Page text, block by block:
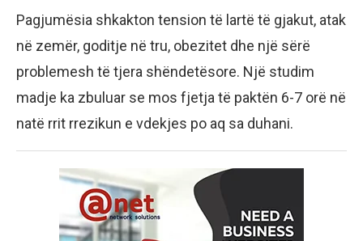
Pagjumësia shkakton tension të lartë të gjakut, atak
në zemër, goditje në tru, obezitet dhe një sërë
problemesh të tjera shëndetësore. Një studim
madje ka zbuluar se mos fjetja të paktën 6-7 orë në
natë rrit rrezikun e vdekjes po aq sa duhani.